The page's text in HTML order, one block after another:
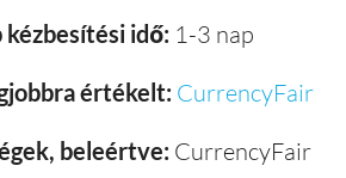
kézbesítési idő: 1-3 nap
értékelt: CurrencyFair
beleértve: CurrencyFair